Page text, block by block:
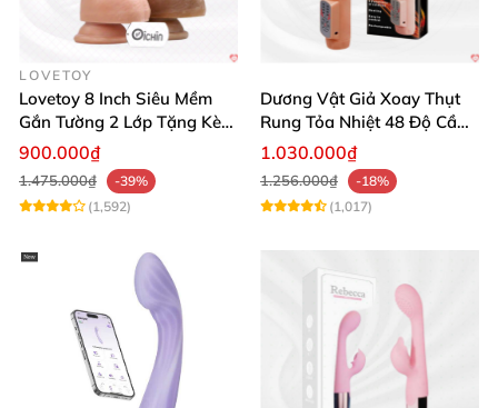
LOVETOY
Lovetoy 8 Inch Siêu Mềm
Gắn Tường 2 Lớp Tặng Kèm
Dầu Massage
900.000₫
1.475.000₫
-39%
(1,592)
Dương Vật Giả Xoay Thụt
Rung Tỏa Nhiệt 48 Độ Cầm
Tay Hot Bunny
1.030.000₫
1.256.000₫
-18%
(1,017)